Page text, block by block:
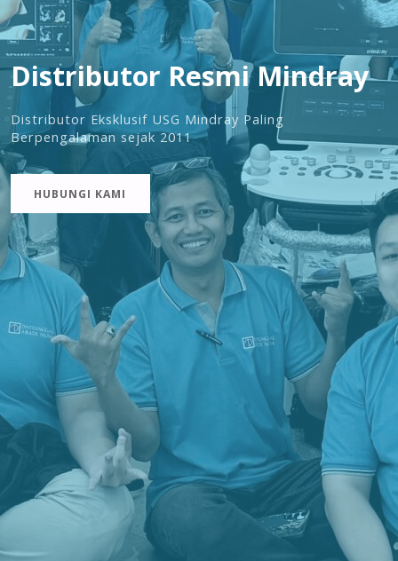
Distributor Resmi Mindray
Distributor Eksklusif USG Mindray Paling
Berpengalaman sejak 2011
HUBUNGI KAMI